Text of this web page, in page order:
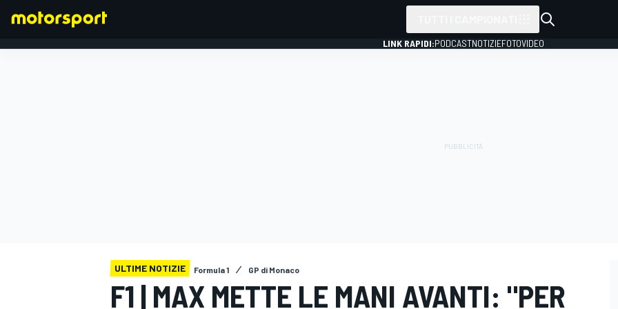
LINK RAPIDI:PODCASTNOTIZIEFOTOVIDEO
ULTIME NOTIZIE Formula 1 GP di Monaco
F1 | MAX METTE LE MANI AVANTI: "PER